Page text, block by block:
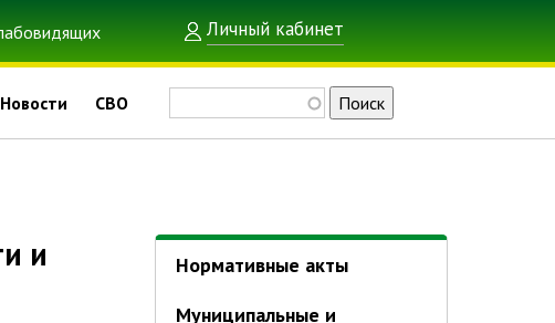
Личный кабинет
Новости СВО
Нормативные акты
Муниципальные и